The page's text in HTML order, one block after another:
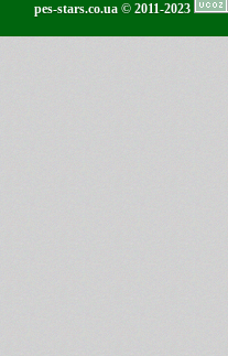
pes-stars.co.ua © 2011-2023